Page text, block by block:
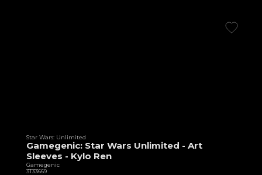
Star Wars: Unlimited
Gamegenic: Star Wars Unlimited - Art
Sleeves - Kylo Ren
Gamegenic
3T33669